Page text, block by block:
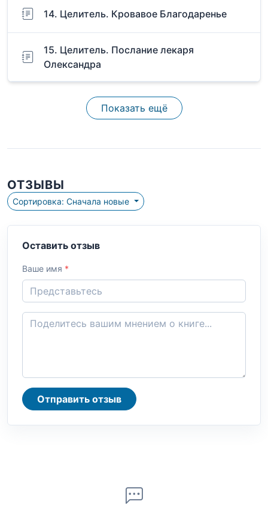
14. Целитель. Кровавое Благодаренье
15. Целитель. Послание лекаря
Олександра
Показать ещё
ОТЗЫВЫ
Сортировка: Сначала новые
Оставить отзыв
Ваше имя *
Отправить отзыв